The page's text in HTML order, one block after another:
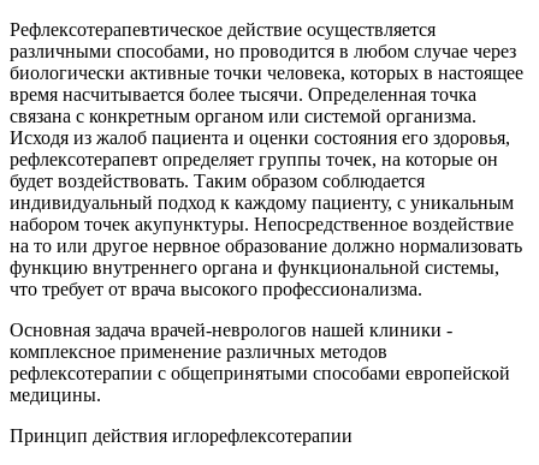
Рефлексотерапевтическое действие осуществляется
различными способами, но проводится в любом случае через
биологически активные точки человека, которых в настоящее
время насчитывается более тысячи. Определенная точка
связана с конкретным органом или системой организма.
Исходя из жалоб пациента и оценки состояния его здоровья,
рефлексотерапевт определяет группы точек, на которые он
будет воздействовать. Таким образом соблюдается
индивидуальный подход к каждому пациенту, с уникальным
набором точек акупунктуры. Непосредственное воздействие
на то или другое нервное образование должно нормализовать
функцию внутреннего органа и функциональной системы,
что требует от врача высокого профессионализма.
Основная задача врачей-неврологов нашей клиники -
комплексное применение различных методов
рефлексотерапии с общепринятыми способами европейской
медицины.
Принцип действия иглорефлексотерапии